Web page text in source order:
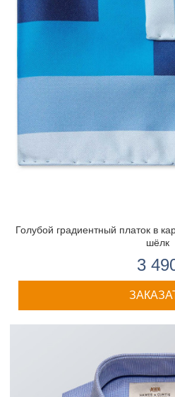
Голубой градиентный платок в
шёлк
3